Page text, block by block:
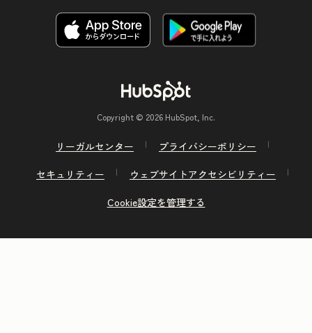
Copyright © 2026 HubSpot, Inc.
リーガルセンター
プライバシーポリシー
セキュリティー
ウェブサイトアクセシビリティー
Cookie設定を管理する